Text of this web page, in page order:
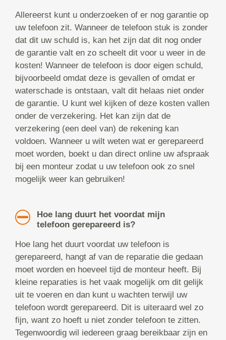
Allereerst kunt u onderzoeken of er nog garantie op
uw telefoon zit. Wanneer de telefoon stuk is zonder
dat dit uw schuld is, kan het zijn dat dit nog onder
de garantie valt en zo scheelt dit voor u weer in de
kosten! Wanneer de telefoon is door eigen schuld,
bijvoorbeeld omdat deze is gevallen of omdat er
waterschade is ontstaan, valt dit helaas niet onder
de garantie. U kunt wel kijken of deze kosten vallen
onder de verzekering. Het kan zijn dat de
verzekering (een deel van) de rekening kan
voldoen. Wanneer u wilt weten wat er gerepareerd
moet worden, boekt u dan direct online uw afspraak
bij een monteur zodat u uw telefoon ook zo snel
mogelijk weer kan gebruiken!
Hoe lang duurt het voordat mijn
telefoon gerepareerd is?
Hoe lang het duurt voordat uw telefoon is
gerepareerd, hangt af van de reparatie die gedaan
moet worden en hoeveel tijd de monteur heeft. Bij
kleine reparaties is het vaak mogelijk om dit gelijk
uit te voeren en dan kunt u wachten terwijl uw
telefoon wordt gerepareerd. Dit is uiteraard wel zo
fijn, want zo hoeft u niet zonder telefoon te zitten.
Tegenwoordig wil iedereen graag bereikbaar zijn en